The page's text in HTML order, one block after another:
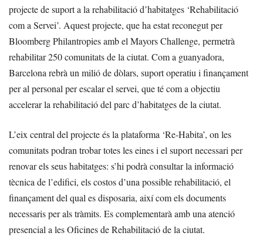
projecte de suport a la rehabilitació d’habitatges ‘Rehabilitació
com a Servei’. Aquest projecte, que ha estat reconegut per
Bloomberg Philantropies amb el Mayors Challenge, permetrà
rehabilitar 250 comunitats de la ciutat. Com a guanyadora,
Barcelona rebrà un milió de dòlars, suport operatiu i finançament
per al personal per escalar el servei, que té com a objectiu
accelerar la rehabilitació del parc d’habitatges de la ciutat.
L’eix central del projecte és la plataforma ‘Re-Habita’, on les
comunitats podran trobar totes les eines i el suport necessari per
renovar els seus habitatges: s’hi podrà consultar la informació
tècnica de l’edifici, els costos d’una possible rehabilitació, el
finançament del qual es disposaria, així com els documents
necessaris per als tràmits. Es complementarà amb una atenció
presencial a les Oficines de Rehabilitació de la ciutat.